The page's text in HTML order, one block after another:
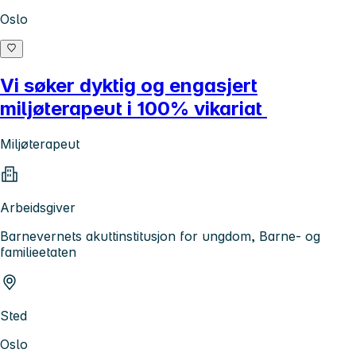
Oslo
Vi søker dyktig og engasjert
miljøterapeut i 100% vikariat
Miljøterapeut
Arbeidsgiver
Barnevernets akuttinstitusjon for ungdom, Barne- og
familieetaten
Sted
Oslo